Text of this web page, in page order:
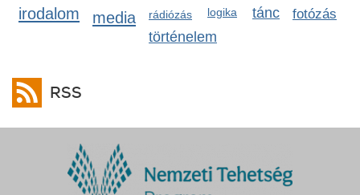
irodalom tánc
logika fotózás
media rádiózás
történelem
RSS